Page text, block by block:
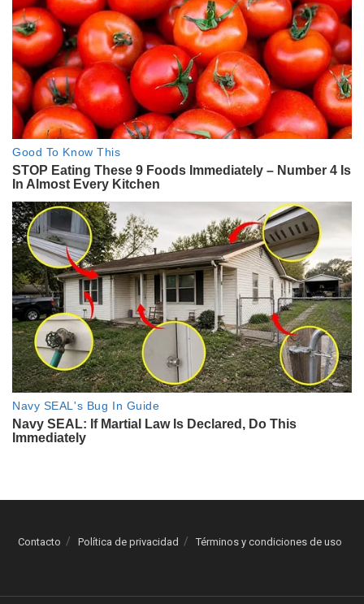
Contacto Política de privacidad Términos y condiciones de uso